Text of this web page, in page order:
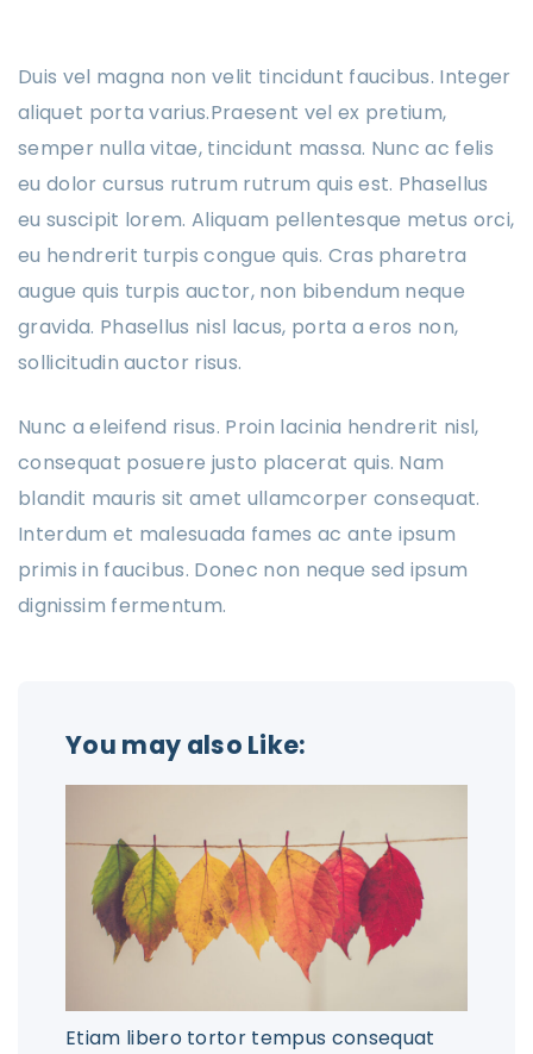
Duis vel magna non velit tincidunt faucibus. Integer
aliquet porta varius.Praesent vel ex pretium,
semper nulla vitae, tincidunt massa. Nunc ac felis
eu dolor cursus rutrum rutrum quis est. Phasellus
eu suscipit lorem. Aliquam pellentesque metus orci,
eu hendrerit turpis congue quis. Cras pharetra
augue quis turpis auctor, non bibendum neque
gravida. Phasellus nisl lacus, porta a eros non,
sollicitudin auctor risus.
Nunc a eleifend risus. Proin lacinia hendrerit nisl,
consequat posuere justo placerat quis. Nam
blandit mauris sit amet ullamcorper consequat.
Interdum et malesuada fames ac ante ipsum
primis in faucibus. Donec non neque sed ipsum
dignissim fermentum.
You may also Like:
Etiam libero tortor tempus consequat